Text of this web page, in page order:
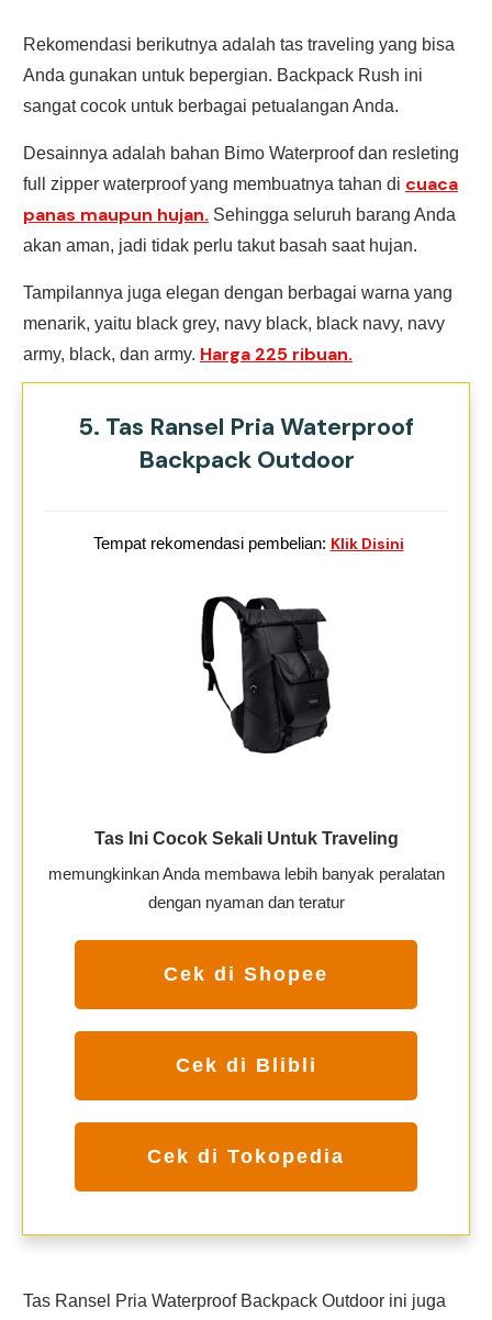
Rekomendasi berikutnya adalah tas traveling yang bisa
Anda gunakan untuk bepergian. Backpack Rush ini
sangat cocok untuk berbagai petualangan Anda.
Desainnya adalah bahan Bimo Waterproof dan resleting
full zipper waterproof yang membuatnya tahan di cuaca
panas maupun hujan. Sehingga seluruh barang Anda
akan aman, jadi tidak perlu takut basah saat hujan.
Tampilannya juga elegan dengan berbagai warna yang
menarik, yaitu black grey, navy black, black navy, navy
army, black, dan army. Harga 225 ribuan.
5. Tas Ransel Pria Waterproof
Backpack Outdoor
Tempat rekomendasi pembelian: Klik Disini
Tas Ini Cocok Sekali Untuk Traveling
memungkinkan Anda membawa lebih banyak peralatan
dengan nyaman dan teratur
Cek di Shopee
Cek di Blibli
Cek di Tokopedia
Tas Ransel Pria Waterproof Backpack Outdoor ini juga